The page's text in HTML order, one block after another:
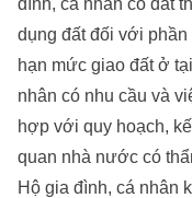
đình, cá nhân có đất
dụng đất đối với
hạn mức giao đất ở
nhân có nhu cầu và
hợp với quy hoạch,
quan nhà nước có
Hộ gia đình, cá nhân